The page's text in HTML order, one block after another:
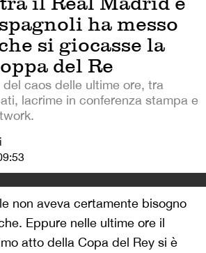
ha messo
si giocasse la
del Re
caos delle ultime ore, tra
lacrime in conferenza stampa e
non aveva certamente bisogno
Eppure nelle ultime ore il
atto della Copa del Rey si è